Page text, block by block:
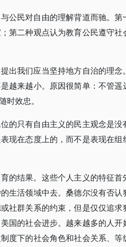
公民对自由的理解背道而驰。第
第二种观点认为教育公民遵守社
出我们应当坚持地方自治的理念
越来越小。原因很简单：不管遥
效忠。
的只有自由主义的民主观念是没
现在态度上的，而不是表现在组
的结果。这些个人主义的特征首
生活领域中去。桑德尔没有否认
社群关系的约束，但是仅仅追
国的社会进步。越来越多的人
度下的社会角色和社会关系、等